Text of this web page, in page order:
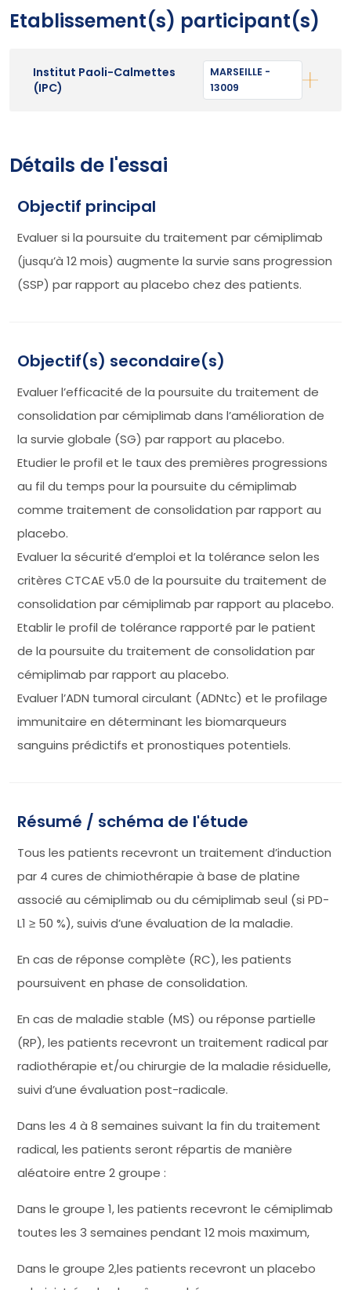
Etablissement(s) participant(s)
Institut Paoli-Calmettes
(IPC)
MARSEILLE -
13009
Détails de l'essai
Objectif principal
Evaluer si la poursuite du traitement par cémiplimab
(jusqu’à 12 mois) augmente la survie sans progression
(SSP) par rapport au placebo chez des patients.
Objectif(s) secondaire(s)
Evaluer l’efficacité de la poursuite du traitement de
consolidation par cémiplimab dans l’amélioration de
la survie globale (SG) par rapport au placebo.
Etudier le profil et le taux des premières progressions
au fil du temps pour la poursuite du cémiplimab
comme traitement de consolidation par rapport au
placebo.
Evaluer la sécurité d’emploi et la tolérance selon les
critères CTCAE v5.0 de la poursuite du traitement de
consolidation par cémiplimab par rapport au placebo.
Etablir le profil de tolérance rapporté par le patient
de la poursuite du traitement de consolidation par
cémiplimab par rapport au placebo.
Evaluer l’ADN tumoral circulant (ADNtc) et le profilage
immunitaire en déterminant les biomarqueurs
sanguins prédictifs et pronostiques potentiels.
Résumé / schéma de l'étude
Tous les patients recevront un traitement d’induction
par 4 cures de chimiothérapie à base de platine
associé au cémiplimab ou du cémiplimab seul (si PD-
L1 ≥ 50 %), suivis d’une évaluation de la maladie.
En cas de réponse complète (RC), les patients
poursuivent en phase de consolidation.
En cas de maladie stable (MS) ou réponse partielle
(RP), les patients recevront un traitement radical par
radiothérapie et/ou chirurgie de la maladie résiduelle,
suivi d’une évaluation post-radicale.
Dans les 4 à 8 semaines suivant la fin du traitement
radical, les patients seront répartis de manière
aléatoire entre 2 groupe :
Dans le groupe 1, les patients recevront le cémiplimab
toutes les 3 semaines pendant 12 mois maximum,
Dans le groupe 2,les patients recevront un placebo